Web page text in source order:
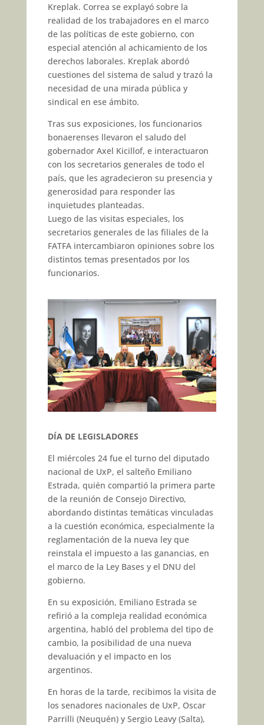
Kreplak. Correa se explayó sobre la
realidad de los trabajadores en el marco
de las políticas de este gobierno, con
especial atención al achicamiento de los
derechos laborales. Kreplak abordó
cuestiones del sistema de salud y trazó la
necesidad de una mirada pública y
sindical en ese ámbito.
Tras sus exposiciones, los funcionarios
bonaerenses llevaron el saludo del
gobernador Axel Kicillof, e interactuaron
con los secretarios generales de todo el
país, que les agradecieron su presencia y
generosidad para responder las
inquietudes planteadas.
Luego de las visitas especiales, los
secretarios generales de las filiales de la
FATFA intercambiaron opiniones sobre los
distintos temas presentados por los
funcionarios.
DÍA DE LEGISLADORES
El miércoles 24 fue el turno del diputado
nacional de UxP, el salteño Emiliano
Estrada, quién compartió la primera parte
de la reunión de Consejo Directivo,
abordando distintas temáticas vinculadas
a la cuestión económica, especialmente la
reglamentación de la nueva ley que
reinstala el impuesto a las ganancias, en
el marco de la Ley Bases y el DNU del
gobierno.
En su exposición, Emiliano Estrada se
refirió a la compleja realidad económica
argentina, habló del problema del tipo de
cambio, la posibilidad de una nueva
devaluación y el impacto en los
argentinos.
En horas de la tarde, recibimos la visita de
los senadores nacionales de UxP, Oscar
Parrilli (Neuquén) y Sergio Leavy (Salta),